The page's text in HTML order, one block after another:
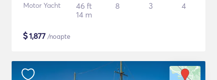
Motor Yacht
46 ft
14 m
8 3 4
$1,877 /noapte